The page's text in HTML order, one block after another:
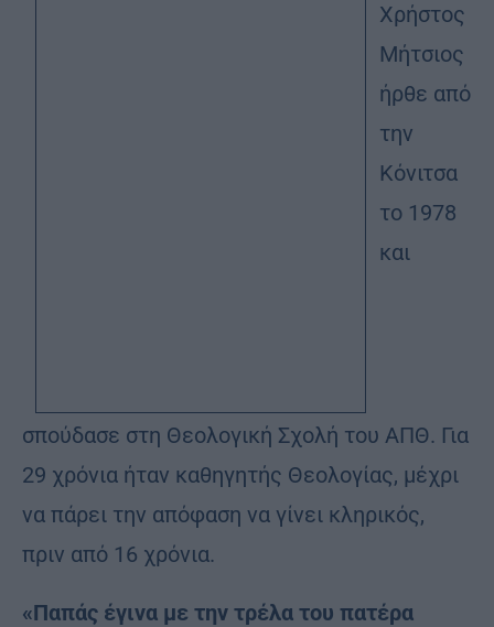
Χρήστος
Μήτσιος
ήρθε από
την
Κόνιτσα
το 1978
και
σπούδασε στη Θεολογική Σχολή του ΑΠΘ. Για
29 χρόνια ήταν καθηγητής Θεολογίας, μέχρι
να πάρει την απόφαση να γίνει κληρικός,
πριν από 16 χρόνια.
«Παπάς έγινα με την τρέλα του πατέρα